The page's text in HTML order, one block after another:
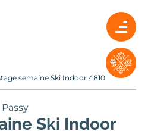
semaine Ski Indoor 4810
Passy
Ski Indoor